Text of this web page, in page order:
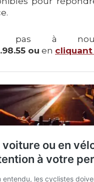
pas à
ou en cliquant